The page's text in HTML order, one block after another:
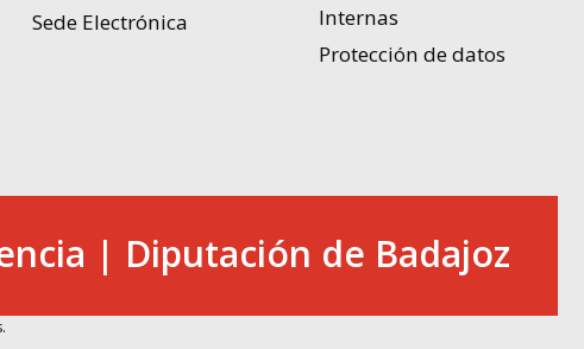
Sede Electrónica
Internas
Protección de datos
| Diputación de Badajoz